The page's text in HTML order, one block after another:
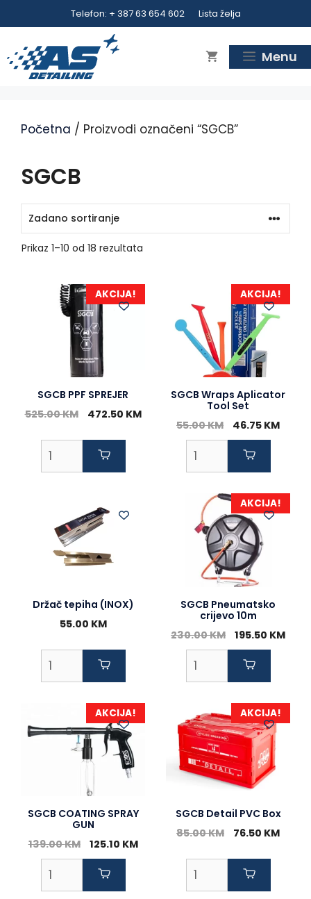
na
sadržaj
Telefon: + 387 63 654 602 Lista želja
Menu
Početna / Proizvodi označeni “SGCB”
SGCB
Prikaz 1–10 od 18 rezultata
AKCIJA!
SGCB PPF SPREJER
525.00KM
Original
was:
525.00 KM.
472.50 KMCurrent
472.50 KM.
AKCIJA!
SGCB Wraps Aplicator
Tool Set
55.00KM
Original
price
was:
46.75 KM
Držač tepiha (INOX)
55.00 KM
AKCIJA!
SGCB Pneumatsko
crijevo 10m
230.00KM
Original
price
was:
195.50 KM
AKCIJA!
SGCB COATING SPRAY
GUN
139.00KM
Original
price
was:
125.10 KMCurrent
AKCIJA!
SGCB Detail PVC Box
85.00KM
Original
was:
85.00 KM.
76.50 KM